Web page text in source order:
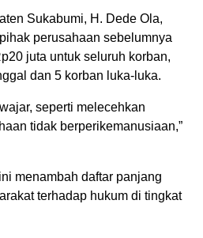
Sukabumi, H. Dede Ola,
perusahaan sebelumnya
juta untuk seluruh korban,
dan 5 korban luka-luka.
seperti melecehkan
tidak berperikemanusiaan,”
menambah daftar panjang
terhadap hukum di tingkat